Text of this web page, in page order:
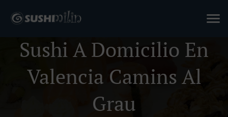
Sushi A Domicilio En
Valencia Camins Al
Grau